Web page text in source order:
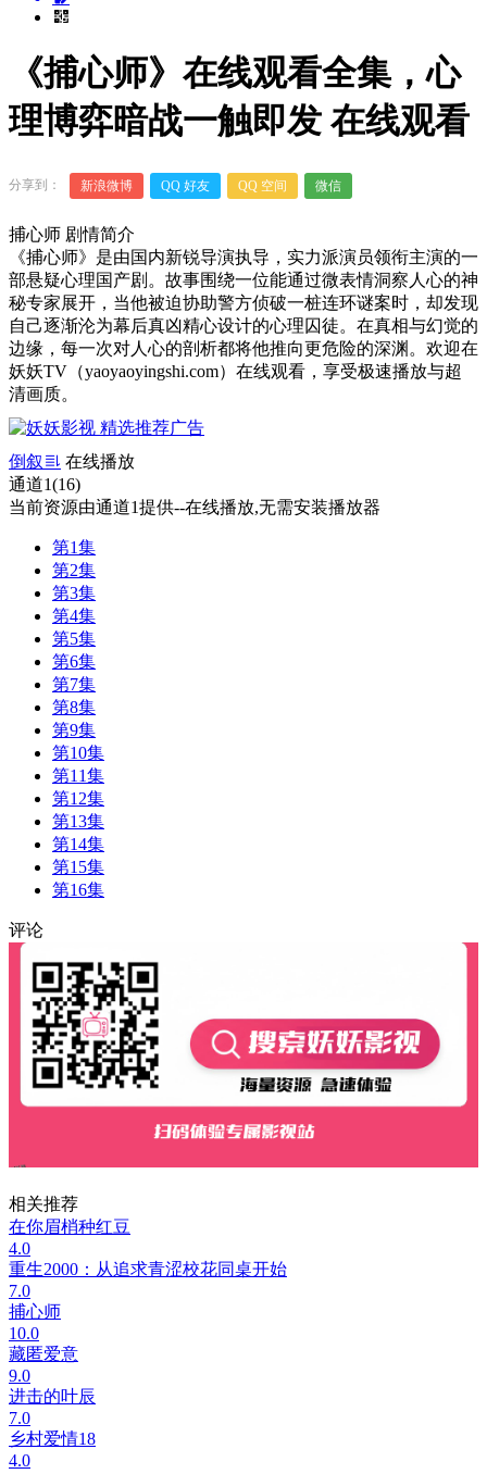
《捕心师》在线观看全集，心
理博弈暗战一触即发 在线观看
分享到： 新浪微博 QQ 好友 QQ 空间 微信
00:00/0:00
捕心师 剧情简介
《捕心师》是由国内新锐导演执导，实力派演员领衔主演的一
部悬疑心理国产剧。故事围绕一位能通过微表情洞察人心的神
秘专家展开，当他被迫协助警方侦破一桩连环谜案时，却发现
自己逐渐沦为幕后真凶精心设计的心理囚徒。在真相与幻觉的
边缘，每一次对人心的剖析都将他推向更危险的深渊。欢迎在
妖妖TV（yaoyaoyingshi.com）在线观看，享受极速播放与超
清画质。
倒叙
在线播放
通道1(16)
当前资源由通道1提供--在线播放,无需安装播放器
第1集
第2集
第3集
第4集
第5集
第6集
第7集
第8集
第9集
第10集
第11集
第12集
第13集
第14集
第15集
第16集
评论
相关推荐
在你眉梢种红豆
4.0
重生2000：从追求青涩校花同桌开始
7.0
捕心师
10.0
藏匿爱意
9.0
进击的叶辰
7.0
乡村爱情18
4.0